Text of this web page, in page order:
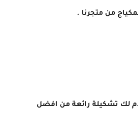
من متجرنا .
لك تشكيلة رائعة من افضل